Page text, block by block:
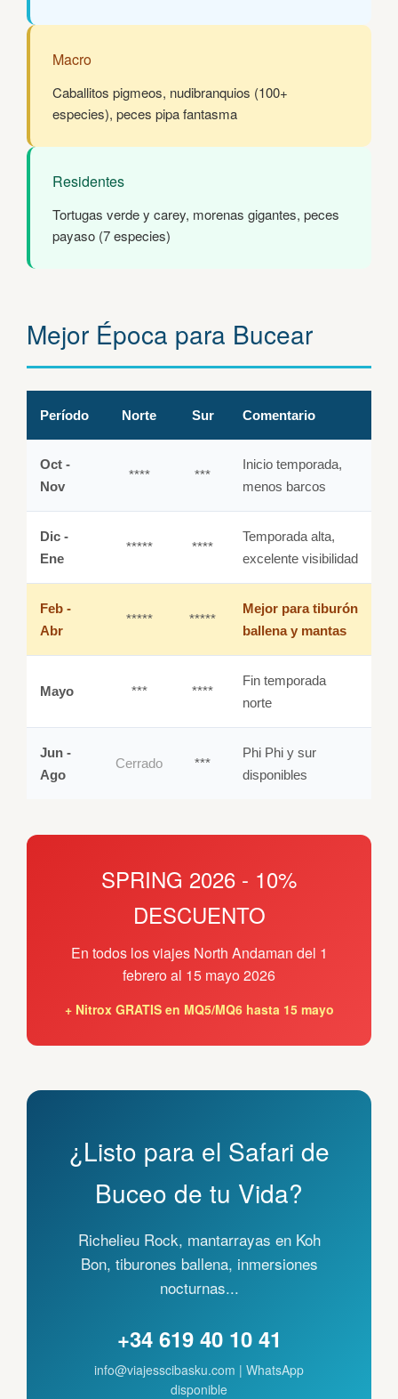
Macro
Caballitos pigmeos, nudibranquios (100+
especies), peces pipa fantasma
Residentes
Tortugas verde y carey, morenas gigantes, peces
payaso (7 especies)
Mejor Época para Bucear
Período Norte Sur Comentario
Oct -
Nov
**** ***
Inicio temporada,
menos barcos
Dic -
Ene
***** ****
Temporada alta,
excelente visibilidad
Feb -
Abr
***** *****
Mejor para tiburón
ballena y mantas
Mayo *** ****
Fin temporada
norte
Jun -
Ago
Cerrado ***
Phi Phi y sur
disponibles
SPRING 2026 - 10%
DESCUENTO
En todos los viajes North Andaman del 1
febrero al 15 mayo 2026
+ Nitrox GRATIS en MQ5/MQ6 hasta 15 mayo
¿Listo para el Safari de
Buceo de tu Vida?
Richelieu Rock, mantarrayas en Koh
Bon, tiburones ballena, inmersiones
nocturnas...
+34 619 40 10 41
info@viajesscibasku.com | WhatsApp
disponible